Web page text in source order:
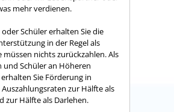
mehr verdienen.
Schüler erhalten Sie die
in der Regel als
müssen nichts zurückzahlen. Als
und Schüler an Höheren
Sie Förderung in
zur Hälfte als
zur Hälfte als Darlehen.